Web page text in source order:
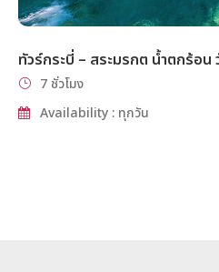
ทัวร์กระบี่ – สระมรกต น้ำตกร้อน
7 ชั่วโมง
Availability : ทุกวัน